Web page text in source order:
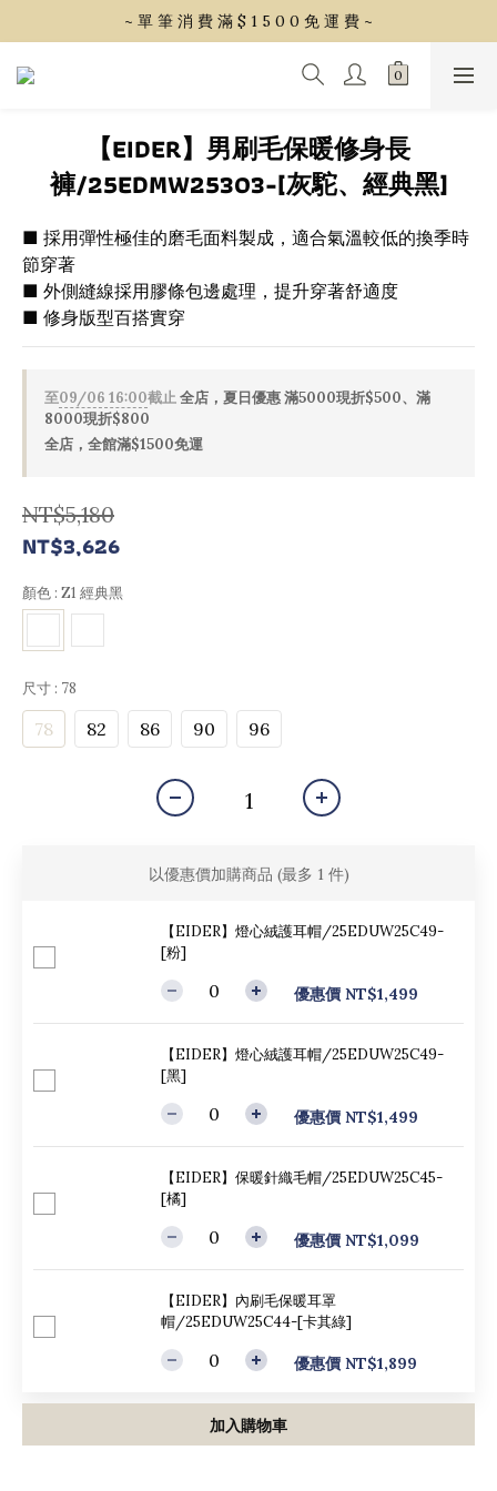
~ 單 筆 消 費 滿 $ 1 5 0 0 免 運 費 ~
~ 單 筆 消 費 滿 $ 1 5 0 0 免 運 費 ~
會 員 享 2% 點 數 回 饋 (1點=1元)
【EIDER】男刷毛保暖修身長
褲/25EDMW25303-[灰駝、經典黑]
■ 採用彈性極佳的磨毛面料製成，適合氣溫較低的換季時
節穿著
■ 外側縫線採用膠條包邊處理，提升穿著舒適度
■ 修身版型百搭實穿
至09/06 16:00截止全店，夏日優惠 滿5000現折$500、滿
8000現折$800
全店，全館滿$1500免運
NT$5,180
NT$3,626
顏色 : Z1 經典黑
尺寸 : 78
78 82 86 90 96
以優惠價加購商品 (最多 1 件)
【EIDER】燈心絨護耳帽/25EDUW25C49-
[粉]
優惠價 NT$1,499
【EIDER】燈心絨護耳帽/25EDUW25C49-
[黑]
優惠價 NT$1,499
【EIDER】保暖針織毛帽/25EDUW25C45-
[橘]
優惠價 NT$1,099
【EIDER】內刷毛保暖耳罩
帽/25EDUW25C44-[卡其綠]
優惠價 NT$1,899
加入購物車